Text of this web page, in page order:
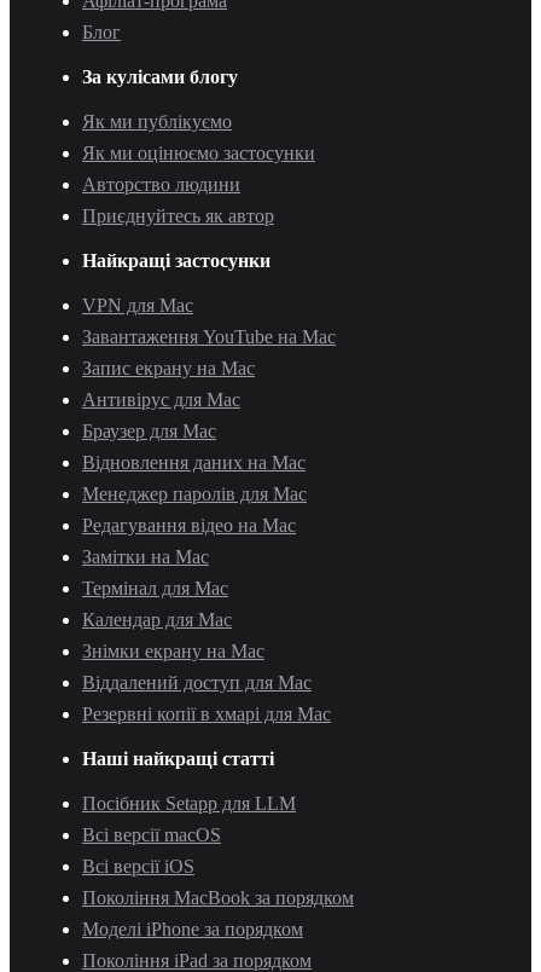
Блог
За кулісами блогу
Як ми публікуємо
Як ми оцінюємо застосунки
Авторство людини
Приєднуйтесь як автор
Найкращі застосунки
VPN для Mac
Завантаження YouTube на Mac
Запис екрану на Mac
Антивірус для Mac
Браузер для Mac
Відновлення даних на Mac
Менеджер паролів для Mac
Редагування відео на Mac
Замітки на Mac
Термінал для Mac
Календар для Mac
Знімки екрану на Mac
Віддалений доступ для Mac
Резервні копії в хмарі для Mac
Наші найкращі статті
Посібник Setapp для LLM
Всі версії macOS
Всі версії iOS
Покоління MacBook за порядком
Моделі iPhone за порядком
Покоління iPad за порядком